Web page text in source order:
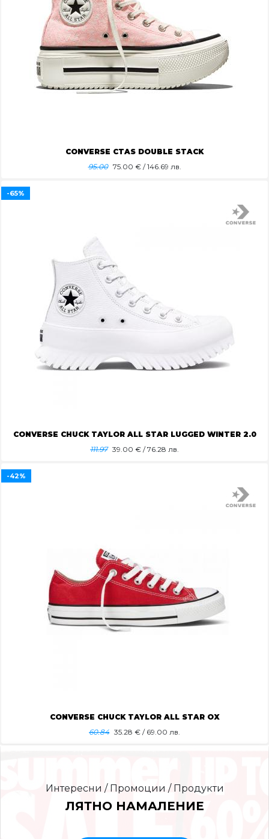
CONVERSE CTAS DOUBLE STACK
95.00 75.00 € / 146.69 лв.
CONVERSE CHUCK TAYLOR ALL STAR LUGGED WINTER 2.0
111.97 39.00 € / 76.28 лв.
-65%
CONVERSE CHUCK TAYLOR ALL STAR OX
60.84 35.28 € / 69.00 лв.
-42%
Интересни / Промоции / Продукти
ЛЯТНО НАМАЛЕНИЕ